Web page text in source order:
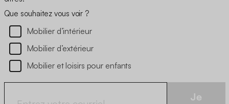
Que souhaitez vous voir ?
Mobilier d’intérieur
Mobilier d’extérieur
Mobilier et loisirs pour enfants
Je